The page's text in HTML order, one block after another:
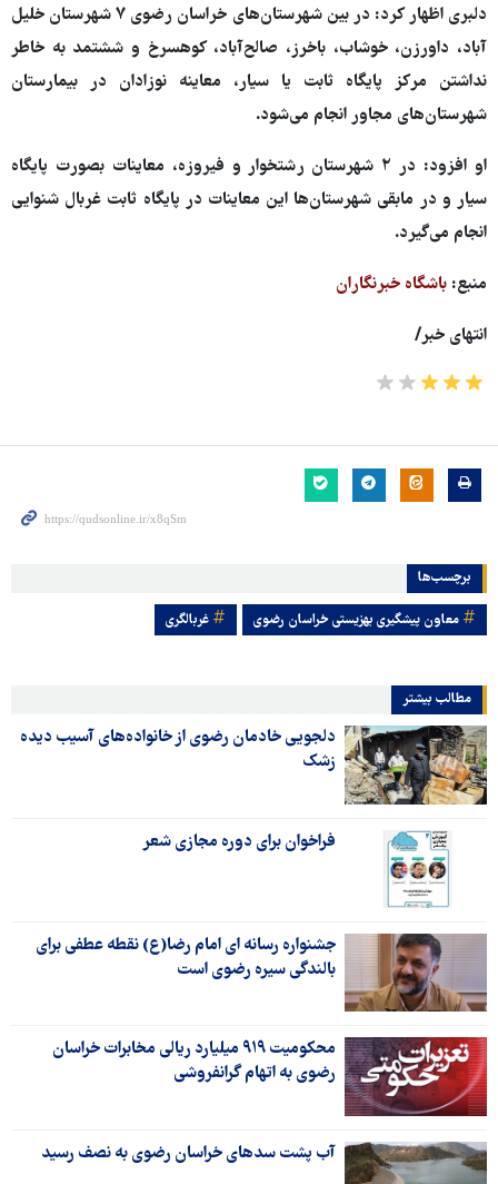
دلبری اظهار کرد: در بین شهرستان‌های خراسان رضوی ۷ شهرستان خلیل
آباد، داورزن، خوشاب، باخرز، صالح‌آباد، کوهسرخ و ششتمد به خاطر
نداشتن مرکز پایگاه ثابت یا سیار، معاینه نوزادان‌ در بیمارستان
شهرستان‌های مجاور انجام می‌شود.
او افزود: در ۲ شهرستان رشتخوار و فیروزه، معاینات بصورت پایگاه
سیار و در مابقی شهرستان‌ها این معاینات در پایگاه ثابت غربال شنوایی
انجام می‌گیرد.
منبع: باشگاه خبرنگاران
انتهای خبر/
برچسب‌ها
معاون پیشگیری بهزیستی خراسان رضوی غربالگری
مطالب بیشتر
دلجویی خادمان رضوی از خانواده‌های آسیب دیده
زشک
فراخوان برای دوره مجازی شعر
جشنواره رسانه ای امام رضا(ع) نقطه عطفی برای
بالندگی سیره رضوی است
محکومیت ۹۱۹ میلیارد ریالی مخابرات خراسان
رضوی به اتهام گرانفروشی
آب پشت سدهای خراسان رضوی به نصف رسید